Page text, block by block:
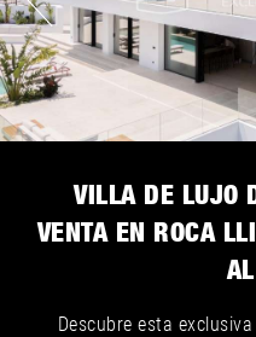
VILLA DE LUJO
VENTA EN ROCA
Descubre esta